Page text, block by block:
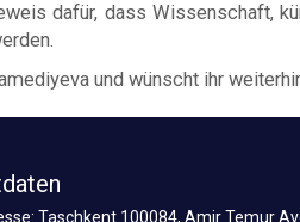
dafür, dass Wissenschaft,
und wünscht ihr
Taschkent 100084, Amir Temur